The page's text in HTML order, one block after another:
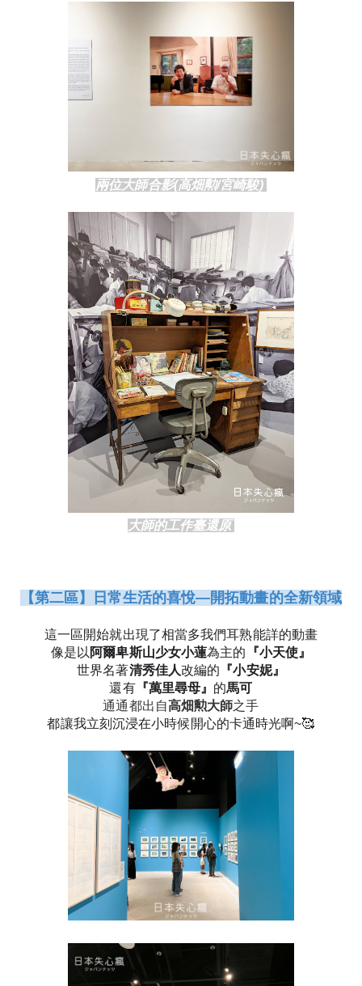
兩位大師合影(高畑勲/宮崎駿)
大師的工作臺還原
【第二區】日常生活的喜悅—開拓動畫的全新領域
這一區開始就出現了相當多我們耳熟能詳的動畫
像是以 阿爾卑斯山少女小蓮為主的 『小天使』
世界名著清秀佳人改編的 『小安妮』
還有『萬里尋母 』 的馬可
通通都出自高畑勲大師之手
都讓我立刻沉浸在小時候開心的卡通時光啊~🥰